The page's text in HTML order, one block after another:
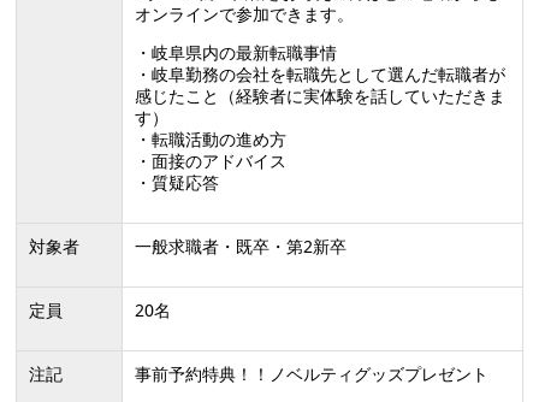
オンラインで参加できます。
・岐阜県内の最新転職事情
・岐阜勤務の会社を転職先として選んだ転職者が
感じたこと（経験者に実体験を話していただきま
す）
・転職活動の進め方
・面接のアドバイス
・質疑応答
対象者 一般求職者・既卒・第2新卒
定員 20名
注記 事前予約特典！！ノベルティグッズプレゼント